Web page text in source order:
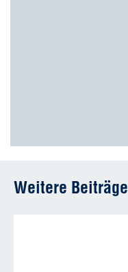
Weitere Beiträge